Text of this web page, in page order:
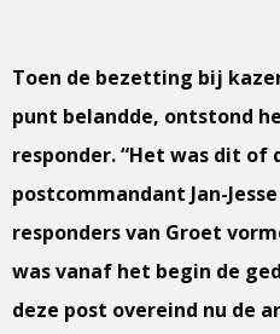
Toen de bezetting bij
punt belandde, ontstond
responder. “Het was dit of
postcommandant Jan-
responders van Groet
was vanaf het begin de
deze post overeind nu de